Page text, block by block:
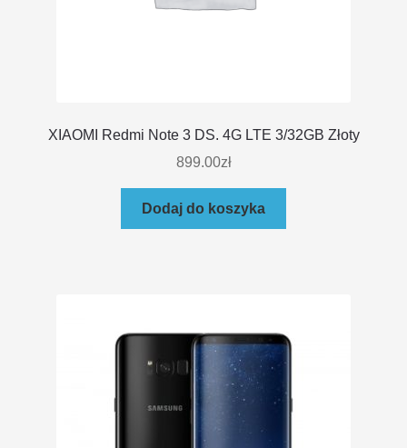
XIAOMI Redmi Note 3 DS. 4G LTE 3/32GB Złoty
899.00zł
Dodaj do koszyka